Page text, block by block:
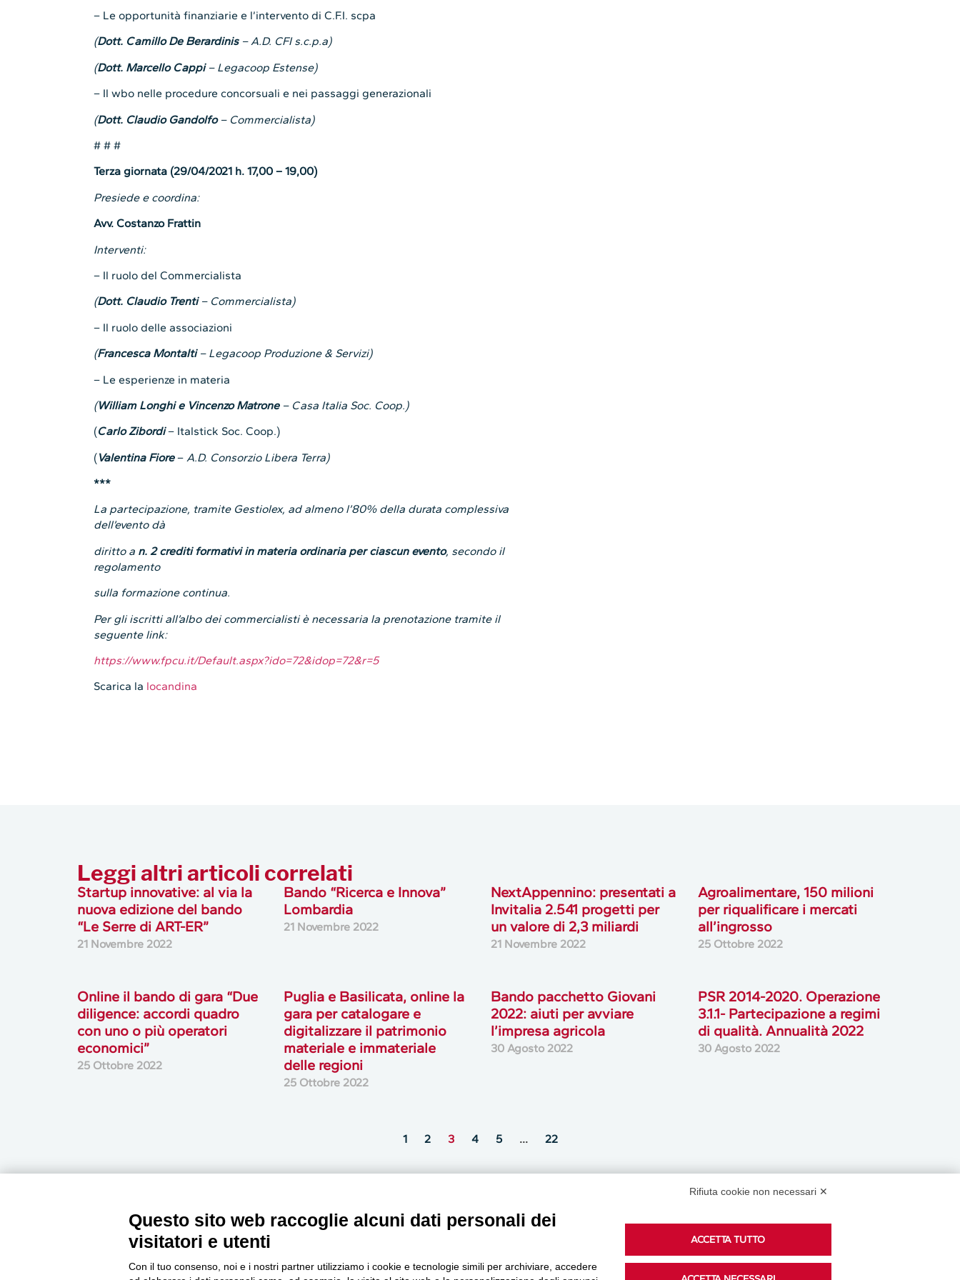
– Le opportunità finanziarie e l’intervento di C.F.I. scpa
(Dott. Camillo De Berardinis– A.D. CFI s.c.p.a)
(Dott. Marcello Cappi– Legacoop Estense)
– Il wbo nelle procedure concorsuali e nei passaggi generazionali
(Dott. Claudio Gandolfo– Commercialista)
# # #
Terza giornata (29/04/2021 h. 17,00 – 19,00)
Presiede e coordina:
Avv. Costanzo Frattin
Interventi:
– Il ruolo del Commercialista
(Dott. Claudio Trenti– Commercialista)
– Il ruolo delle associazioni
(Francesca Montalti– Legacoop Produzione & Servizi)
– Le esperienze in materia
(William Longhi e Vincenzo Matrone– Casa Italia Soc. Coop.)
(Carlo Zibordi – Italstick Soc. Coop.)
(Valentina Fiore– A.D. Consorzio Libera Terra)
***
La partecipazione, tramite Gestiolex, ad almeno l’80% della durata complessiva
dell’evento dà
diritto a n. 2 crediti formativi in materia ordinaria per ciascun evento, secondo il
regolamento
sulla formazione continua.
Per gli iscritti all’albo dei commercialisti è necessaria la prenotazione tramite il
seguente link:
https://www.fpcu.it/Default.aspx?ido=72&idop=72&r=5
Scarica la locandina
Leggi altri articoli correlati
Startup innovative: al via la
nuova edizione del bando
“Le Serre di ART-ER”
21 Novembre 2022
Bando “Ricerca e Innova”
Lombardia
21 Novembre 2022
NextAppennino: presentati a
Invitalia 2.541 progetti per
un valore di 2,3 miliardi
21 Novembre 2022
Agroalimentare, 150 milioni
per riqualificare i mercati
all’ingrosso
25 Ottobre 2022
Online il bando di gara “Due
diligence: accordi quadro
con uno o più operatori
economici”
25 Ottobre 2022
Puglia e Basilicata, online la
gara per catalogare e
digitalizzare il patrimonio
materiale e immateriale
delle regioni
25 Ottobre 2022
Bando pacchetto Giovani
2022: aiuti per avviare
l’impresa agricola
30 Agosto 2022
PSR 2014-2020. Operazione
3.1.1- Partecipazione a regimi
di qualità. Annualità 2022
30 Agosto 2022
1 2 3 4 5 … 22
Newsletter Podcast
Rifiuta cookie non necessari ✕
Questo sito web raccoglie alcuni dati personali dei
visitatori e utenti
Con il tuo consenso, noi e i nostri partner utilizziamo i cookie e tecnologie simili per archiviare, accedere
ACCETTA TUTTO